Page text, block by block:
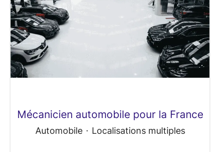
Mécanicien automobile pour la France
Automobile · Localisations multiples